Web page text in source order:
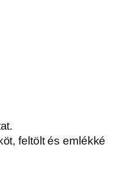
feltölt és emlékké